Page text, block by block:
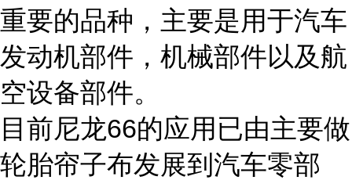
重要的品种，主要是用于汽车
发动机部件，机械部件以及航
空设备部件。
目前尼龙66的应用已由主要做
轮胎帘子布发展到汽车零部